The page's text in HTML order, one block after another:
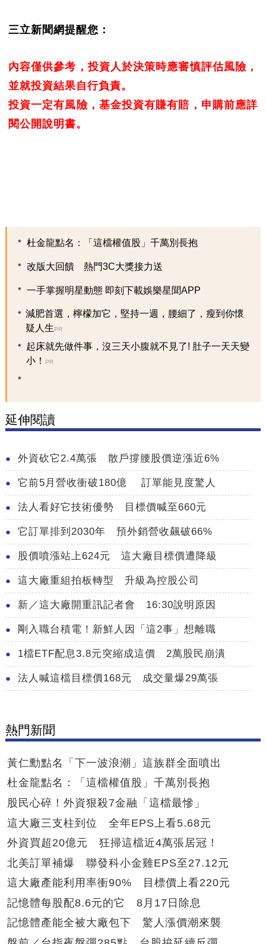
三立新聞網提醒您：
內容僅供參考，投資人於決策時應審慎評估風險，
並就投資結果自行負責。
投資一定有風險，基金投資有賺有賠，申購前應詳
閱公開說明書。
杜金龍點名：「這檔權值股」千萬別長抱
改版大回饋 熱門3C大獎接力送
一手掌握明星動態 即刻下載娛樂星聞APP
減肥首選，檸檬加它，堅持一週，腰細了，瘦到你懷
疑人生PR
起床就先做件事，沒三天小腹就不見了! 肚子一天天變
小！
PR
延伸閱讀
外資砍它2.4萬張 散戶撐腰股價逆漲近6%
它前5月營收衝破180億 訂單能見度驚人
法人看好它技術優勢 目標價喊至660元
它訂單排到2030年 預外銷營收飆破66%
股價噴漲站上624元 這大廠目標價遭降級
這大廠重組拍板轉型 升級為控股公司
新／這大廠開重訊記者會 16:30說明原因
剛入職台積電！新鮮人因「這2事」想離職
1檔ETF配息3.8元突縮成這價 2萬股民崩潰
法人喊這檔目標價168元 成交量爆29萬張
熱門新聞
黃仁勳點名「下一波浪潮」這族群全面噴出
杜金龍點名：「這檔權值股」千萬別長抱
股民心碎！外資狠殺7金融「這檔最慘」
這大廠三支柱到位 全年EPS上看5.68元
外資買超20億元 狂掃這檔近4萬張居冠！
北美訂單補爆 聯發科小金雞EPS至27.12元
這大廠產能利用率衝90% 目標價上看220元
記憶體每股配8.6元的它 8月17日除息
記憶體產能全被大廠包下 驚人漲價潮來襲